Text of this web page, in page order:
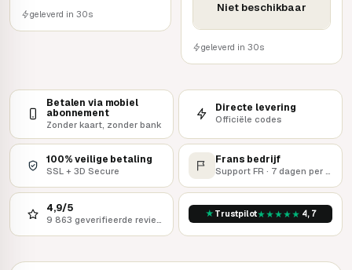
geleverd in 30s Niet beschikbaar
geleverd in 30s
Betalen via mobiel
abonnement
Zonder kaart, zonder bank
Directe levering
Officiële codes
100% veilige betaling
SSL + 3D Secure
Frans bedrijf
Support FR · 7 dagen per week
4,9/5
9 863 geverifieerde reviews
★ Trustpilot★★★★★ 4,7